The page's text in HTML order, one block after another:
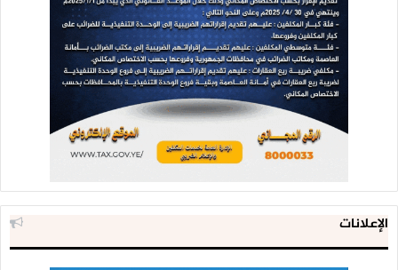
الإعلانات